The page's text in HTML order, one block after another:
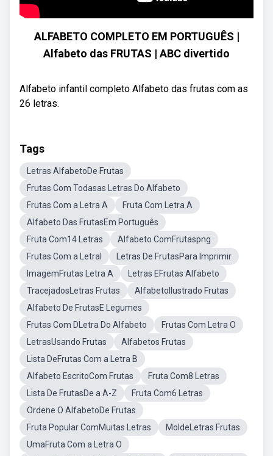
ALFABETO COMPLETO EM PORTUGUÊS |
Alfabeto das FRUTAS | ABC divertido
Alfabeto infantil completo Alfabeto das frutas com as
26 letras.
Tags
Letras AlfabetoDe Frutas
Frutas Com Todasas Letras Do Alfabeto
Frutas Com a Letra A
Fruta Com Letra A
Alfabeto Das FrutasEm Português
Fruta Com14 Letras
Alfabeto ComFrutaspng
Frutas Com a LetraI
Letras De FrutasPara Imprimir
ImagemFrutas Letra A
Letras EFrutas Alfabeto
TracejadosLetras Frutas
AlfabetoIlustrado Frutas
Alfabeto De FrutasE Legumes
Frutas Com DLetra Do Alfabeto
Frutas Com Letra O
LetrasUsando Frutas
Alfabetos Frutas
Lista DeFrutas Com a Letra B
Alfabeto EscritoCom Frutas
Fruta Com8 Letras
Lista De FrutasDe a A-Z
Fruta Com6 Letras
Ordene O AlfabetoDe Frutas
Fruta Popular ComMuitas Letras
MoldeLetras Frutas
UmaFruta Com a Letra O